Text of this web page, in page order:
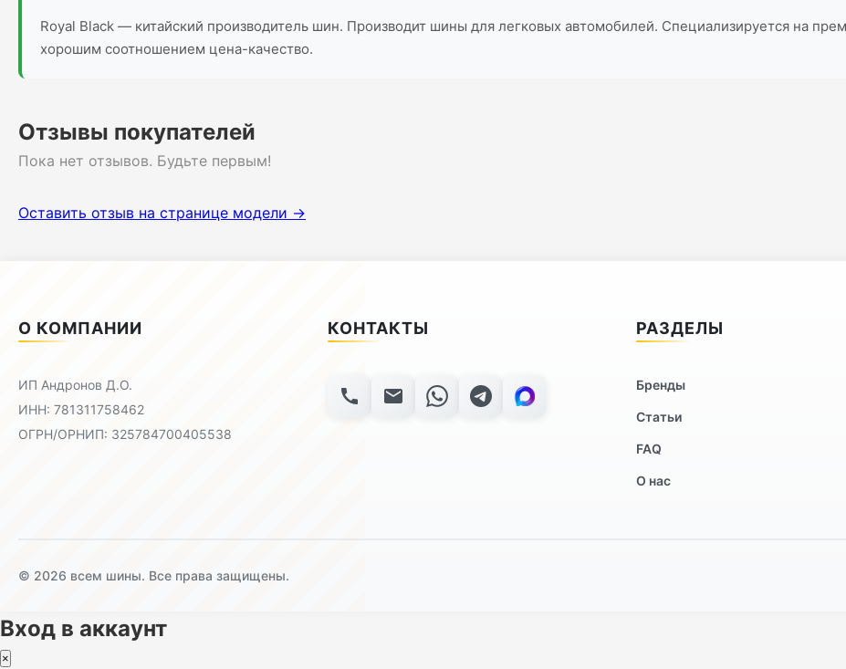
Royal Black — китайский производитель шин. Производит шины для легковых автомобилей. Специализируется на
хорошим соотношением цена-качество.
Отзывы покупателей
Пока нет отзывов. Будьте первым!
Оставить отзыв на странице модели →
О КОМПАНИИ
ИП Андронов Д.О.
ИНН: 781311758462
ОГРН/ОРНИП: 325784700405538
КОНТАКТЫ РАЗДЕЛЫ
Бренды
Статьи
FAQ
О нас
© 2026 всем шины. Все права защищены.
Вход в аккаунт
×